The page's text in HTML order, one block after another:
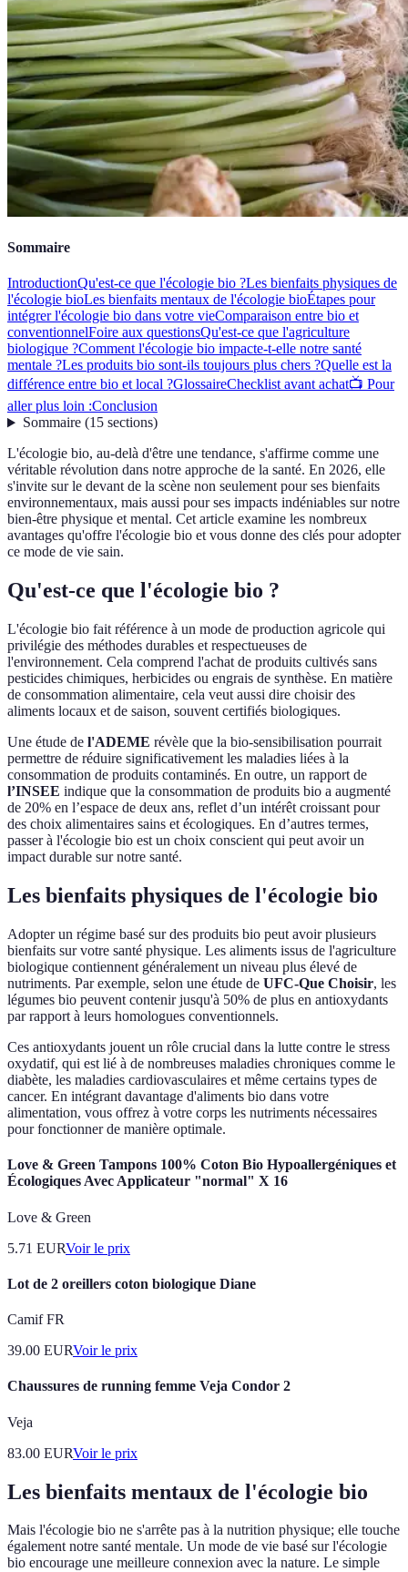
Sommaire
IntroductionQu'est-ce que l'écologie bio ?Les bienfaits physiques de
l'écologie bioLes bienfaits mentaux de l'écologie bioÉtapes pour
intégrer l'écologie bio dans votre vieComparaison entre bio et
conventionnelFoire aux questionsQu'est-ce que l'agriculture
biologique ?Comment l'écologie bio impacte-t-elle notre santé
mentale ?Les produits bio sont-ils toujours plus chers ?Quelle est la
différence entre bio et local ?GlossaireChecklist avant achat📺 Pour
aller plus loin :Conclusion
Sommaire(15 sections)
L'écologie bio, au-delà d'être une tendance, s'affirme comme une
véritable révolution dans notre approche de la santé. En 2026, elle
s'invite sur le devant de la scène non seulement pour ses bienfaits
environnementaux, mais aussi pour ses impacts indéniables sur notre
bien-être physique et mental. Cet article examine les nombreux
avantages qu'offre l'écologie bio et vous donne des clés pour adopter
ce mode de vie sain.
Qu'est-ce que l'écologie bio ?
L'écologie bio fait référence à un mode de production agricole qui
privilégie des méthodes durables et respectueuses de
l'environnement. Cela comprend l'achat de produits cultivés sans
pesticides chimiques, herbicides ou engrais de synthèse. En matière
de consommation alimentaire, cela veut aussi dire choisir des
aliments locaux et de saison, souvent certifiés biologiques.
Une étude de l'ADEME révèle que la bio-sensibilisation pourrait
permettre de réduire significativement les maladies liées à la
consommation de produits contaminés. En outre, un rapport de
l’INSEE indique que la consommation de produits bio a augmenté
de 20% en l’espace de deux ans, reflet d’un intérêt croissant pour
des choix alimentaires sains et écologiques. En d’autres termes,
passer à l'écologie bio est un choix conscient qui peut avoir un
impact durable sur notre santé.
Les bienfaits physiques de l'écologie bio
Adopter un régime basé sur des produits bio peut avoir plusieurs
bienfaits sur votre santé physique. Les aliments issus de l'agriculture
biologique contiennent généralement un niveau plus élevé de
nutriments. Par exemple, selon une étude de UFC-Que Choisir, les
légumes bio peuvent contenir jusqu'à 50% de plus en antioxydants
par rapport à leurs homologues conventionnels.
Ces antioxydants jouent un rôle crucial dans la lutte contre le stress
oxydatif, qui est lié à de nombreuses maladies chroniques comme le
diabète, les maladies cardiovasculaires et même certains types de
cancer. En intégrant davantage d'aliments bio dans votre
alimentation, vous offrez à votre corps les nutriments nécessaires
pour fonctionner de manière optimale.
Love & Green Tampons 100% Coton Bio Hypoallergéniques et
Écologiques Avec Applicateur "normal" X 16
Love & Green
5.71 EURVoir le prix
Lot de 2 oreillers coton biologique Diane
Camif FR
39.00 EURVoir le prix
Chaussures de running femme Veja Condor 2
Veja
83.00 EURVoir le prix
Les bienfaits mentaux de l'écologie bio
Mais l'écologie bio ne s'arrête pas à la nutrition physique; elle touche
également notre santé mentale. Un mode de vie basé sur l'écologie
bio encourage une meilleure connexion avec la nature. Le simple